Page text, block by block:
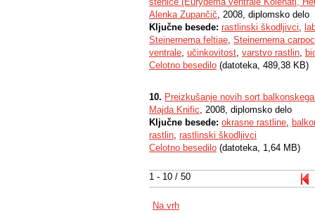
1 - 10 / 50
Alenka Zupančič, 2008, diplomsko delo
Ključne besede: rastlinski škodljivci,
Steinernema feltiae, Steinernema
ventrale, učinkovitost, varstvo rastlin,
Celotno besedilo (datoteka, 489,38 KB)
10. Preizkušanje novih sort
Majda Knific, 2008, diplomsko delo
Ključne besede: okrasne rastline,
rastlin, rastlinski škodljivci
Celotno besedilo (datoteka, 1,64 MB)
Na vrh